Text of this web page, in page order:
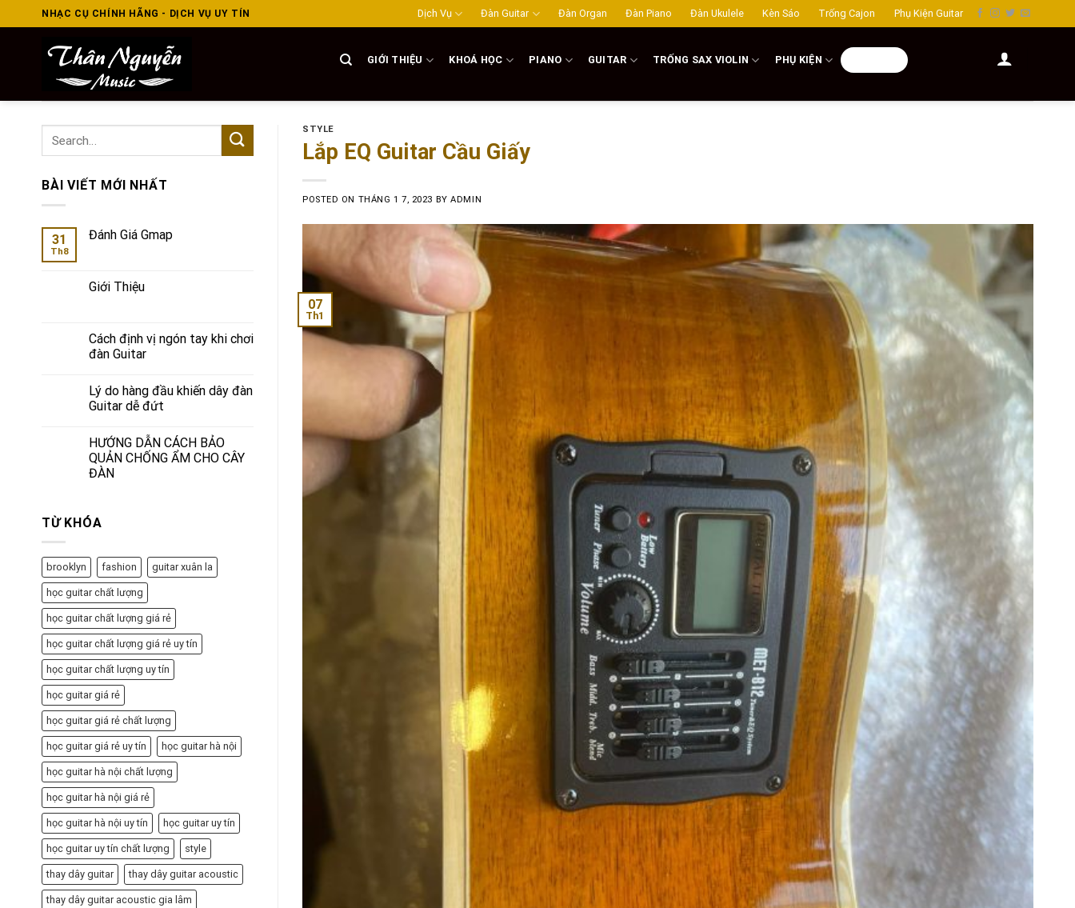
to
NHẠC CỤ CHÍNH HÃNG - DỊCH VỤ UY TÍN Dịch Vụ Đàn Guitar Đàn Organ Đàn Piano Đàn Ukulele Kèn Sáo Trống Cajon Phụ Kiện Guitar
GIỚI THIỆU KHOÁ HỌC PIANO GUITAR TRỐNG SAX VIOLIN PHỤ KIỆN
BÀI VIẾT MỚI NHẤT
31
Th8
Đánh Giá Gmap
Giới Thiệu
Cách định vị ngón tay khi chơi
đàn Guitar
Lý do hàng đầu khiến dây đàn
Guitar dễ đứt
HƯỚNG DẪN CÁCH BẢO
QUẢN CHỐNG ẨM CHO CÂY
ĐÀN
TỪ KHÓA
brooklyn fashion guitar xuân la
học guitar chất lượng
học guitar chất lượng giá rẻ
học guitar chất lượng giá rẻ uy tín
học guitar chất lượng uy tín
học guitar giá rẻ
học guitar giá rẻ chất lượng
học guitar giá rẻ uy tín học guitar hà nội
học guitar hà nội chất lượng
học guitar hà nội giá rẻ
học guitar hà nội uy tín học guitar uy tín
học guitar uy tín chất lượng style
thay dây guitar thay dây guitar acoustic
thay dây guitar acoustic gia lâm
STYLE
Lắp EQ Guitar Cầu Giấy
POSTED ON THÁNG 1 7, 2023 BYADMIN
07
Th1